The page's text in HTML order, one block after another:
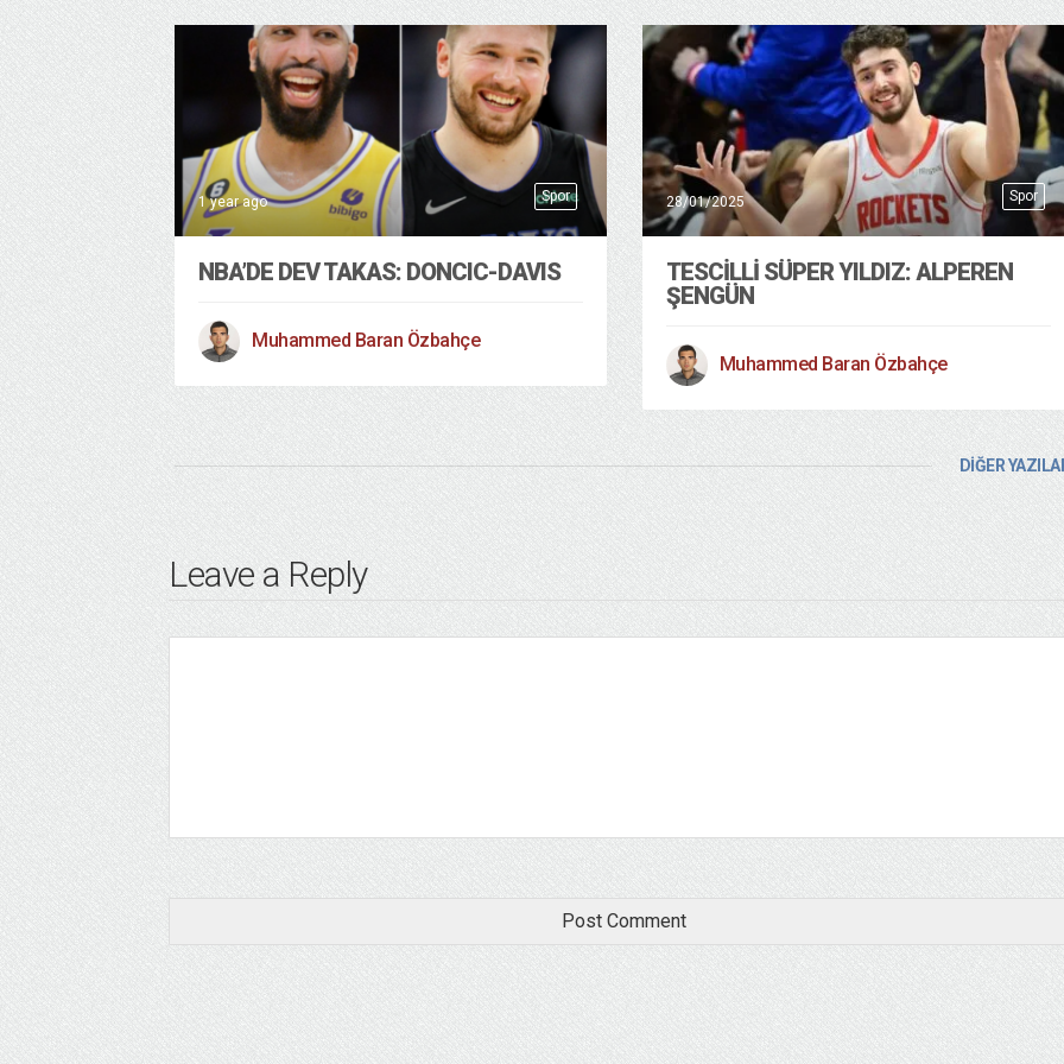
Spor
1 year ago
NBA’DE DEV TAKAS: DONCIC-DAVIS
Muhammed Baran Özbahçe
Spor
28/01/2025
TESCİLLİ SÜPER YILDIZ: ALPEREN
ŞENGÜN
Muhammed Baran Özbahçe
DİĞER
Leave a Reply